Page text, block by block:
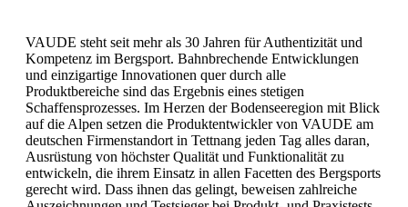
VAUDE steht seit mehr als 30 Jahren für Authentizität und
Kompetenz im Bergsport. Bahnbrechende Entwicklungen
und einzigartige Innovationen quer durch alle
Produktbereiche sind das Ergebnis eines stetigen
Schaffensprozesses. Im Herzen der Bodenseeregion mit Blick
auf die Alpen setzen die Produktentwickler von VAUDE am
deutschen Firmenstandort in Tettnang jeden Tag alles daran,
Ausrüstung von höchster Qualität und Funktionalität zu
entwickeln, die ihrem Einsatz in allen Facetten des Bergsports
gerecht wird. Dass ihnen das gelingt, beweisen zahlreiche